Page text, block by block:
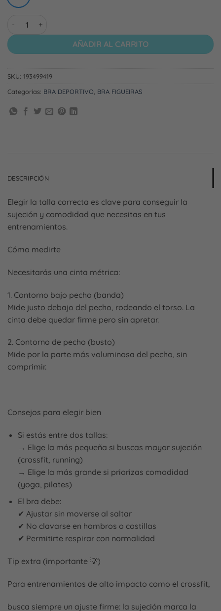
AÑADIR AL CARRITO
SKU: 193499419
Categorías: BRA DEPORTIVO BRA FIGUEIRAS
DESCRIPCIÓN
Elegir la talla correcta es clave para conseguir la
sujeción y comodidad que necesitas en tus
entrenamientos.
Cómo medirte
Necesitarás una cinta métrica:
1. Contorno bajo pecho (banda)
Mide justo debajo del pecho, rodeando el torso. La
cinta debe quedar firme pero sin apretar.
2. Contorno de pecho (busto)
Mide por la parte más voluminosa del pecho, sin
comprimir.
Consejos para elegir bien
Si estás entre dos tallas:
→ Elige la más pequeña si buscas mayor sujeción
(crossfit, running)
→ Elige la más grande si priorizas comodidad
(yoga, pilates)
El bra debe:
✔ Ajustar sin moverse al saltar
✔ No clavarse en hombros o costillas
✔ Permitirte respirar con normalidad
Tip extra (importante 💡)
Para entrenamientos de alto impacto como el crossfit,
busca siempre un ajuste firme: la sujeción marca la